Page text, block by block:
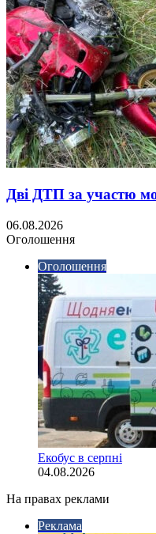
Дві ДТП за участю
06.08.2026
Оголошення
Оголошення
Екобус в серпні
04.08.2026
На правах реклами
Реклама